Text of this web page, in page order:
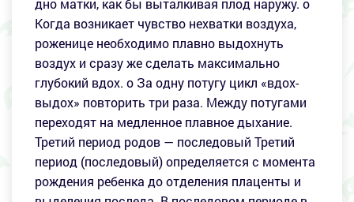
дно матки, как бы выталкивая плод наружу. o
Когда возникает чувство нехватки воздуха,
роженице необходимо плавно выдохнуть
воздух и сразу же сделать максимально
глубокий вдох. o За одну потугу цикл «вдох-
выдох» повторить три раза. Между потугами
переходят на медленное плавное дыхание.
Третий период родов — последовый Третий
период (последовый) определяется с момента
рождения ребенка до отделения плаценты и